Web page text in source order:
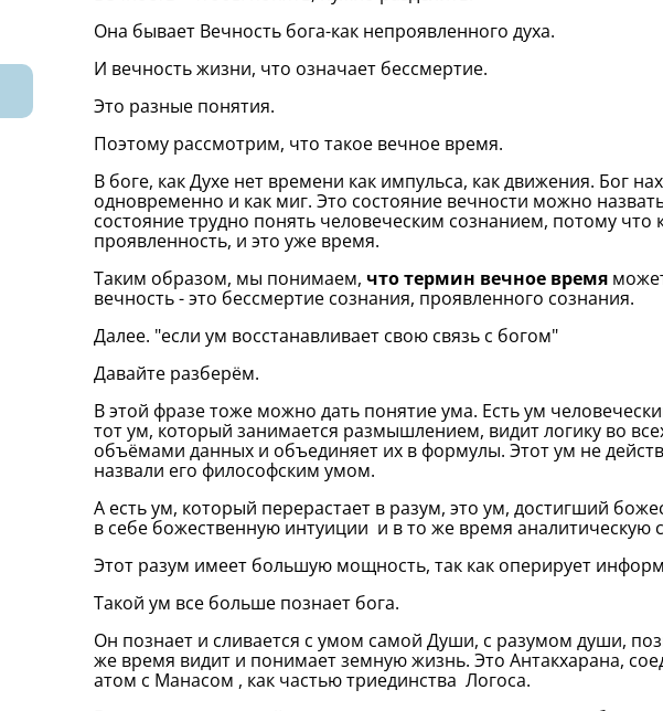
Она бывает Вечность бога-как непроявленного духа.
И вечность жизни, что означает бессмертие.
Это разные понятия.
Поэтому рассмотрим, что такое вечное время.
В боге, как Духе нет времени как импульса, как движения. Бог
одновременно и как миг. Это состояние вечности можно
состояние трудно понять человеческим сознанием, потому что
проявленность, и это уже время.
Таким образом, мы понимаем, что термин вечное время
вечность - это бессмертие сознания, проявленного сознания.
Далее. "если ум восстанавливает свою связь с богом"
Давайте разберём.
В этой фразе тоже можно дать понятие ума. Есть ум
тот ум, который занимается размышлением, видит логику во
объёмами данных и объединяет их в формулы. Этот ум не
назвали его философским умом.
А есть ум, который перерастает в разум, это ум, достигший
в себе божественную интуиции и в то же время аналитическую
Этот разум имеет большую мощность, так как оперирует
Такой ум все больше познает бога.
Он познает и сливается с умом самой Души, с разумом души,
же время видит и понимает земную жизнь. Это Антакхарана,
атом с Манасом , как частью триединства Логоса.